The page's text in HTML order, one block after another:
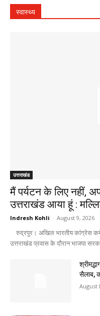
स्वास्थ्य
उत्तराखंड
मैं पर्यटन के लिए नहीं,
उत्तराखंड आया हूं :
Indresh Kohli - August 9, 2026
रुद्रपुर। अखिल भारतीय कांग्रेस
उत्तराखंड प्रवास के दौरान भाजपा
सैलाब,
August